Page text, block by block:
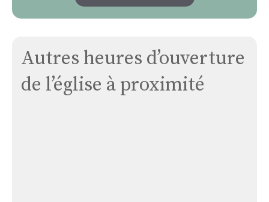
Autres heures d’ouverture
de l’église à proximité